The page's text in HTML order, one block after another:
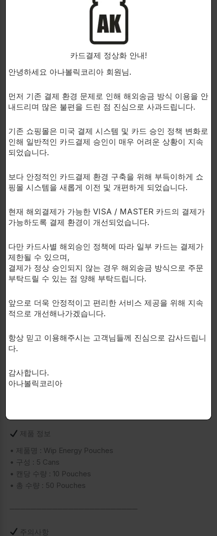
────────────────────────
• Natural Caffeine (Green Coffee Bean 유래)
• Vitamin B6
• Vitamin B12
• L-Theanine
카페인 함량
※ 일반 홈브루 커피 약 2잔 수준의 카페인 함량
────────────────────────
파우치를 입술과 잇몸 사이에 넣어 주세요.
침을 자연스럽게 삼키면서 사용하세요.
파우치 위치를 가끔 이동해 주세요.
사용 후 파우치를 꺼내 폐기해 주세요.
• 사용 간격은 최소 4시간 이상 유지
• 하루 최대 2파우치 이하 권장
제품 정보
• 제품명 : Wip Energy Pouches
• 구성 : 5 Cans
• 캔당 수량 : 10 Pouches
• 총 수량 : 50 Pouches
────────────────────────
주의사항
카드결제 정상화 안내!
안녕하세요 아나볼릭코리아 회원님.
먼저 기존 결제 환경 문제로 인해 해외송금 방식 이용을 안
내드리며 많은 불편을 드린 점 진심으로 사과드립니다.
기존 쇼핑몰은 미국 결제 시스템 및 카드 승인 정책 변화로
인해 일반적인 카드결제 승인이 매우 어려운 상황이 지속
되었습니다.
보다 안정적인 카드결제 환경 구축을 위해 부득이하게 쇼
핑몰 시스템을 새롭게 이전 및 개편하게 되었습니다.
현재 해외결제가 가능한 VISA / MASTER 카드의 결제가
가능하도록 결제 환경이 개선되었습니다.
다만 카드사별 해외승인 정책에 따라 일부 카드는 결제가
제한될 수 있으며,
결제가 정상 승인되지 않는 경우 해외송금 방식으로 주문
부탁드릴 수 있는 점 양해 부탁드립니다.
앞으로 더욱 안정적이고 편리한 서비스 제공을 위해 지속
적으로 개선해나가겠습니다.
항상 믿고 이용해주시는 고객님들께 진심으로 감사드립니
다.
감사합니다.
아나볼릭코리아